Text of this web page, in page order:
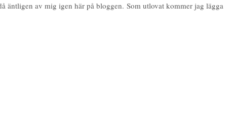
äntligen av mig igen här på bloggen. Som utlovat kommer jag lägga